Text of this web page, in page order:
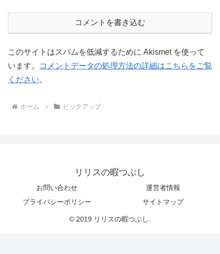
コメントを書き込む
このサイトはスパムを低減するために Akismet を使って
います。
コメントデータの処理方法の詳細はこちらをご覧
ください。
ホーム ピックアップ
リリスの暇つぶし
お問い合わせ
運営者情報
プライバシーポリシー
サイトマップ
© 2019 リリスの暇つぶし.